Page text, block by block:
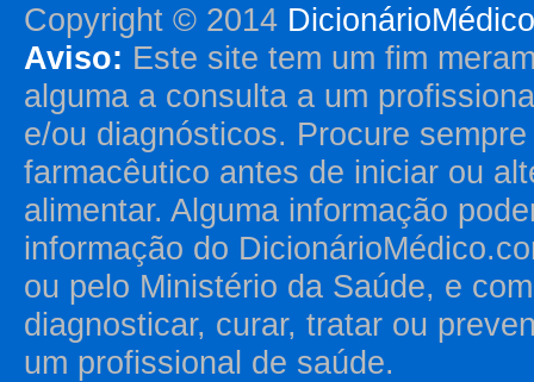
Copyright © 2014
Aviso: Este site tem um fim
alguma a consulta a um
e/ou diagnósticos. Procure
farmacêutico antes de iniciar ou
alimentar. Alguma informação
informação do
ou pelo Ministério da Saúde, e
diagnosticar, curar, tratar ou
um profissional de saúde.